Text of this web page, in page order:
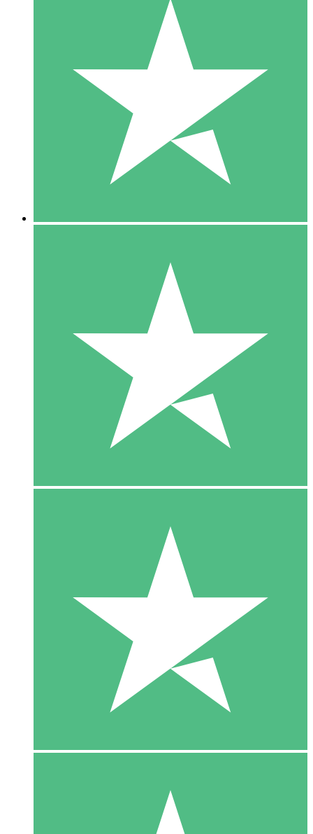
Pacchetti di Crediti Individuali
Paga a consumo con crediti di download. Nessun impegno
1 Download
10
US$1500
10 Download
20